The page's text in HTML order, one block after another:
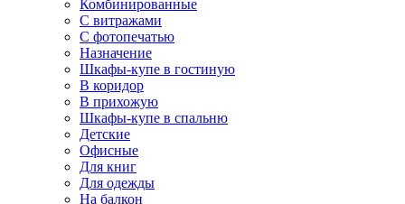
Комбинированные
С витражами
С фотопечатью
Назначение
Шкафы-купе в гостиную
В коридор
В прихожую
Шкафы-купе в спальню
Детские
Офисные
Для книг
Для одежды
На балкон